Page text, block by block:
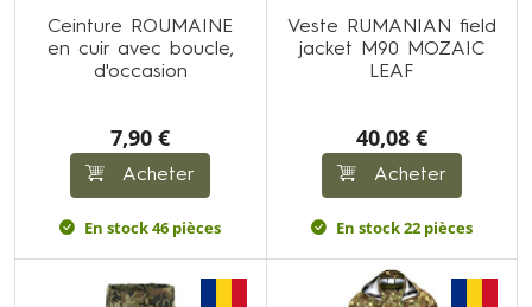
Ceinture ROUMAINE
en cuir avec boucle,
d'occasion
7,90 €
Acheter
En stock 46 pièces
Veste RUMANIAN field
jacket M90 MOZAIC
LEAF
40,08 €
Acheter
En stock 22 pièces